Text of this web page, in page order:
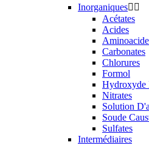
Inorganiques 
Acétates
Acides
Carbonates
Chlorures
Formol
Hydroxyde
Nitrates
Solution
Soude
Sulfates
Intermédiaires